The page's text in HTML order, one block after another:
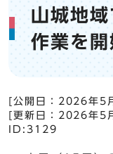
山城地
作業を開
[公開日： 2026年5
[更新日： 2026年5
ID:3129